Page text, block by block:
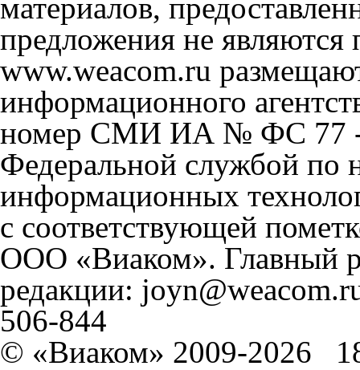
материалов,
предложения не
www.weacom.ru
информационного
номер СМИ ИА № ФС 77 -
Федеральной службой по
информационных
с соответствующей
ООО «Виаком». Главный
редакции:
506-844
© «Виаком» 2009-2026